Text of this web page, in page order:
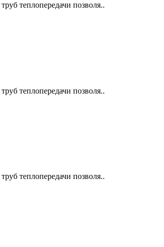
теплопередачи позволя..
теплопередачи позволя..
теплопередачи позволя..